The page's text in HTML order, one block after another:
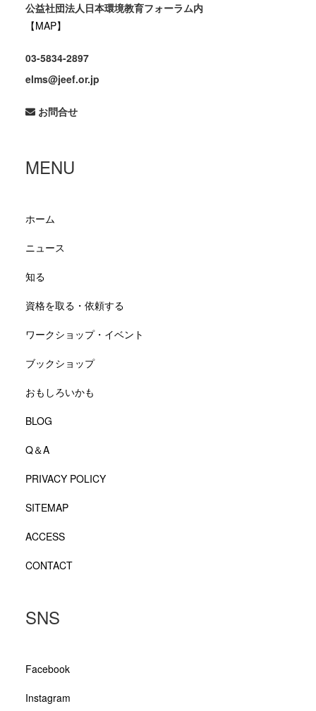
公益社団法人日本環境教育フォーラム内
【MAP】
03-5834-2897
elms@jeef.or.jp
お問合せ
MENU
ホーム
ニュース
知る
資格を取る・依頼する
ワークショップ・イベント
ブックショップ
おもしろいかも
BLOG
Q＆A
PRIVACY POLICY
SITEMAP
ACCESS
CONTACT
SNS
Facebook
Instagram